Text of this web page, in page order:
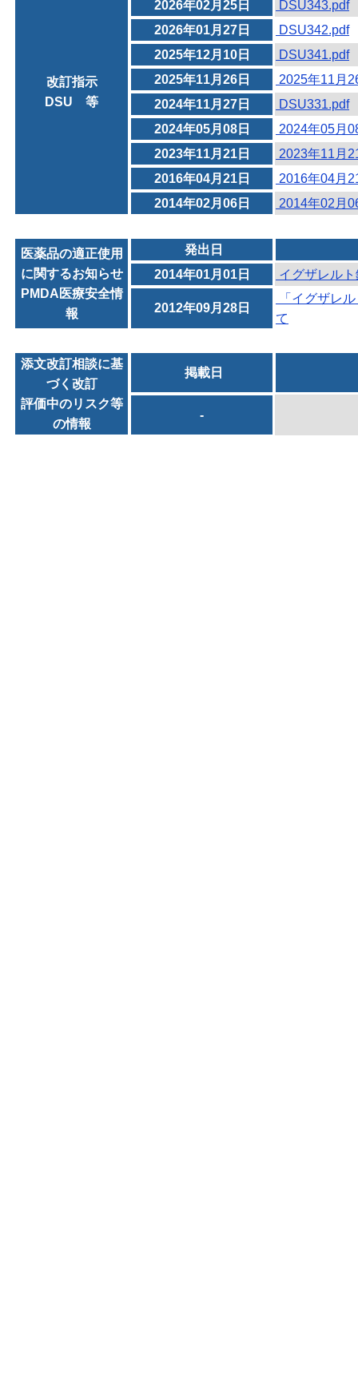
改訂指示
DSU 等
2026年02月25日
DSU343.pdf
2026年01月27日
DSU342.pdf
2025年12月10日
DSU341.pdf
2025年11月26日
2025年11月
2024年11月27日
DSU331.pdf
2024年05月08日
2024年05月
2023年11月21日
2023年11月
2016年04月21日
2016年04月
2014年02月06日
2014年02月
医薬品の適正使用
に関するお知らせ
PMDA医療安全情
報
発出日
2014年01月01日
イグザレル
2012年09月28日
「イグザレ
て
添文改訂相談に基
づく改訂
評価中のリスク等
の情報
掲載日
-